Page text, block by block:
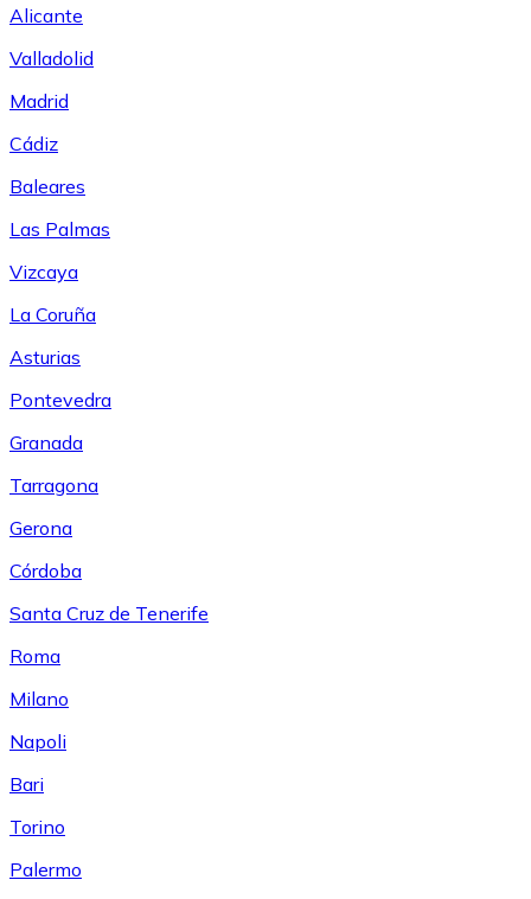
Alicante
Valladolid
Madrid
Cádiz
Baleares
Las Palmas
Vizcaya
La Coruña
Asturias
Pontevedra
Granada
Tarragona
Gerona
Córdoba
Santa Cruz de Tenerife
Roma
Milano
Napoli
Bari
Torino
Palermo